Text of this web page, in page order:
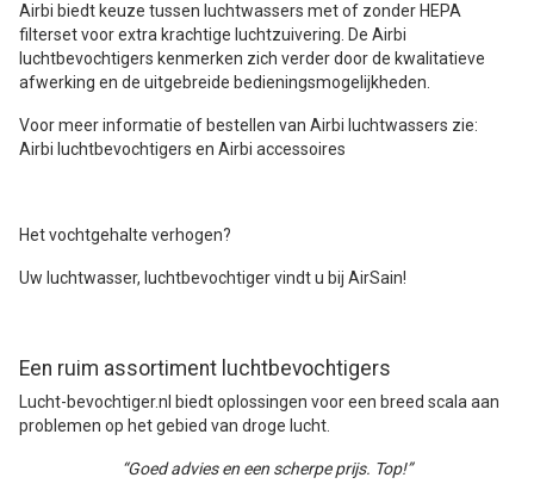
Airbi biedt keuze tussen luchtwassers met of zonder HEPA
filterset voor extra krachtige luchtzuivering. De Airbi
luchtbevochtigers kenmerken zich verder door de kwalitatieve
afwerking en de uitgebreide bedieningsmogelijkheden.
Voor meer informatie of bestellen van Airbi luchtwassers zie:
Airbi luchtbevochtigers en Airbi accessoires
Het vochtgehalte verhogen?
Uw luchtwasser, luchtbevochtiger vindt u bij AirSain!
Een ruim assortiment luchtbevochtigers
Lucht-bevochtiger.nl biedt oplossingen voor een breed scala aan
problemen op het gebied van droge lucht.
“Goed advies en een scherpe prijs. Top!”